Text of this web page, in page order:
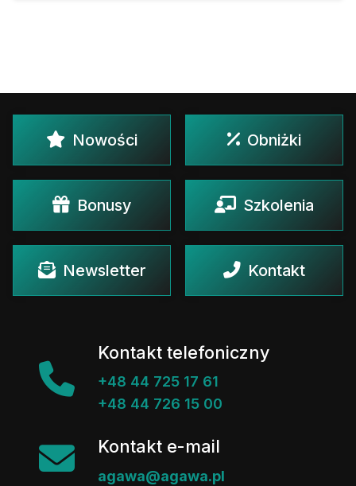
Nowości Obniżki
Bonusy Szkolenia
Newsletter Kontakt
Kontakt telefoniczny
+48 44 725 17 61
+48 44 726 15 00
Kontakt e-mail
agawa@agawa.pl